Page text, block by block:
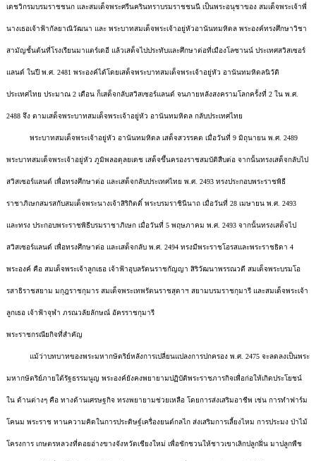
เดชวิกรมบรมราชชนก และสมเด็จพระศรีนครินทราบรมราชชนนี เป็นพระอนุชาของ สมเด็จพระเจ้าพี่
นางเธอเจ้าฟ้ากัลยาณิวัฒนา และ พระบาทสมเด็จพระเจ้าอยู่หัวอานันทมหิดล พระองค์ทรงศึกษาวิชา
สามัญชั้นต้นที่โรงเรียนมาแตร์เดอี แล้วเสด็จไปประทับและศึกษาต่อที่เมืองโลซานน์ ประเทศสวิสเซอร์
แลนด์ ในปี พ.ศ. 2481 พระองค์ได้โดยเสด็จพระบาทสมเด็จพระเจ้าอยู่หัว อานันทมหิดลนิวัติ
ประเทศไทย ประมาณ 2 เดือน ก็เสด็จกลับสวิสเซอร์แลนด์ จนภายหลังสงครามโลกครั้งที่ 2 ใน พ.ศ.
2488 จึง ตามเสด็จพระบาทสมเด็จพระเจ้าอยู่หัว อานันทมหิดล กลับประเทศไทย
พระบาทสมเด็จพระเจ้าอยู่หัว อานันทมหิดล เสด็จสวรรคต เมื่อวันที่ 9 มิถุนายน พ.ศ. 2489
พระบาทสมเด็จพระเจ้าอยู่หัว ภูมิพลอดุลยเดช เสด็จขึ้นครองราชสมบัติสืบต่อ จากนั้นทรงเสด็จกลับไป
สวิสเซอร์แลนด์ เพื่อทรงศึกษาต่อ และเสด็จกลับประเทศไทย พ.ศ. 2493 ทรงประกอบพระราชพิธี
ราชาภิเษกสมรสกับสมเด็จพระนางเจ้าสิริกิตติ์ พระบรมราชินีนาถ เมื่อวันที่ 28 เมษายน พ.ศ. 2493
และทรง ประกอบพระราชพิธีบรมราชาภิเษก เมื่อวันที่ 5 พฤษภาคม พ.ศ. 2493 จากนั้นทรงเสด็จไป
สวิสเซอร์แลนด์ เพื่อทรงศึกษาต่อ และเสด็จกลับ พ.ศ. 2494 ทรงมีพระราชโอรสและพระราชธิดา 4
พระองค์ คือ สมเด็จพระเจ้าลูกเธอ เจ้าฟ้าอุบลรัตนราชกัญญา สิริวัฒนาพรรณวดี สมเด็จพระบรมโอ
รสาธิราชสยาม มกุฎราชกุมาร สมเด็จพระเทพรัตนราชสุดาฯ สยามบรมราชกุมารี และสมเด็จพระเจ้า
ลูกเธอ เจ้าฟ้าจุฬา ภรณวลัยลักษณ์ อัครราชกุมารี
พระราชกรณียกิจที่สำคัญ
แม้ว่าบทบาทของพระมหากษัตริย์หลังการเปลี่ยนแปลงการปกครอง พ.ศ. 2475 จะลดลงเป็นพระ
มหากษัตริย์ภายใต้รัฐธรรมนูญ พระองค์ยังคงพยายามปฏิบัติพระราชภารกิจเพื่อก่อให้เกิดประโยชน์
ใน ด้านต่างๆ คือ ทางด้านเศรษฐกิจ ทรงพยายามช่วยเหลือ โดยการส่งเสริมอาชีพ เช่น การทำฟาร์ม
โคนม พระราช ทานความคิดในการประดิษฐ์เครื่องยนต์กลไก ส่งเสริมการเลี้ยงไหม การประมง ป่าไม้
โครงการ เกษตรหลวงที่ดอยอ่างขางจังหวัดเชียงใหม่ เพื่อชักชวนให้ชาวเขาเลิกปลูกฝิ่น มาปลูกพืช